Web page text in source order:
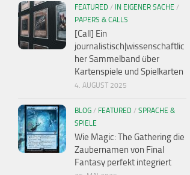
FEATURED / IN EIGENER SACHE /
PAPERS & CALLS
[Call] Ein
journalistisch|wissenschaftlic
her Sammelband über
Kartenspiele und Spielkarten
4. AUGUST 2025
BLOG / FEATURED / SPRACHE &
SPIELE
Wie Magic: The Gathering die
Zaubernamen von Final
Fantasy perfekt integriert